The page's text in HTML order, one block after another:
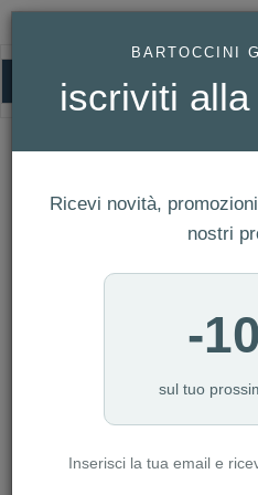
HOMEPAGE
OROLOGIO CITIZEN CRONO UOMO
Promaster Sky Ref.
BARTOCCINI
iscriviti
Ricevi novità,
nostri
-
sul tuo
Inserisci la tua email e